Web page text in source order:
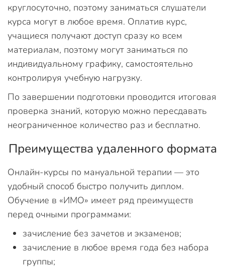
круглосуточно, поэтому заниматься слушатели
курса могут в любое время. Оплатив курс,
учащиеся получают доступ сразу ко всем
материалам, поэтому могут заниматься по
индивидуальному графику, самостоятельно
контролируя учебную нагрузку.
По завершении подготовки проводится итоговая
проверка знаний, которую можно пересдавать
неограниченное количество раз и бесплатно.
Преимущества удаленного формата
Онлайн-курсы по мануальной терапии — это
удобный способ быстро получить диплом.
Обучение в «ИМО» имеет ряд преимуществ
перед очными программами:
зачисление без зачетов и экзаменов;
зачисление в любое время года без набора
группы;